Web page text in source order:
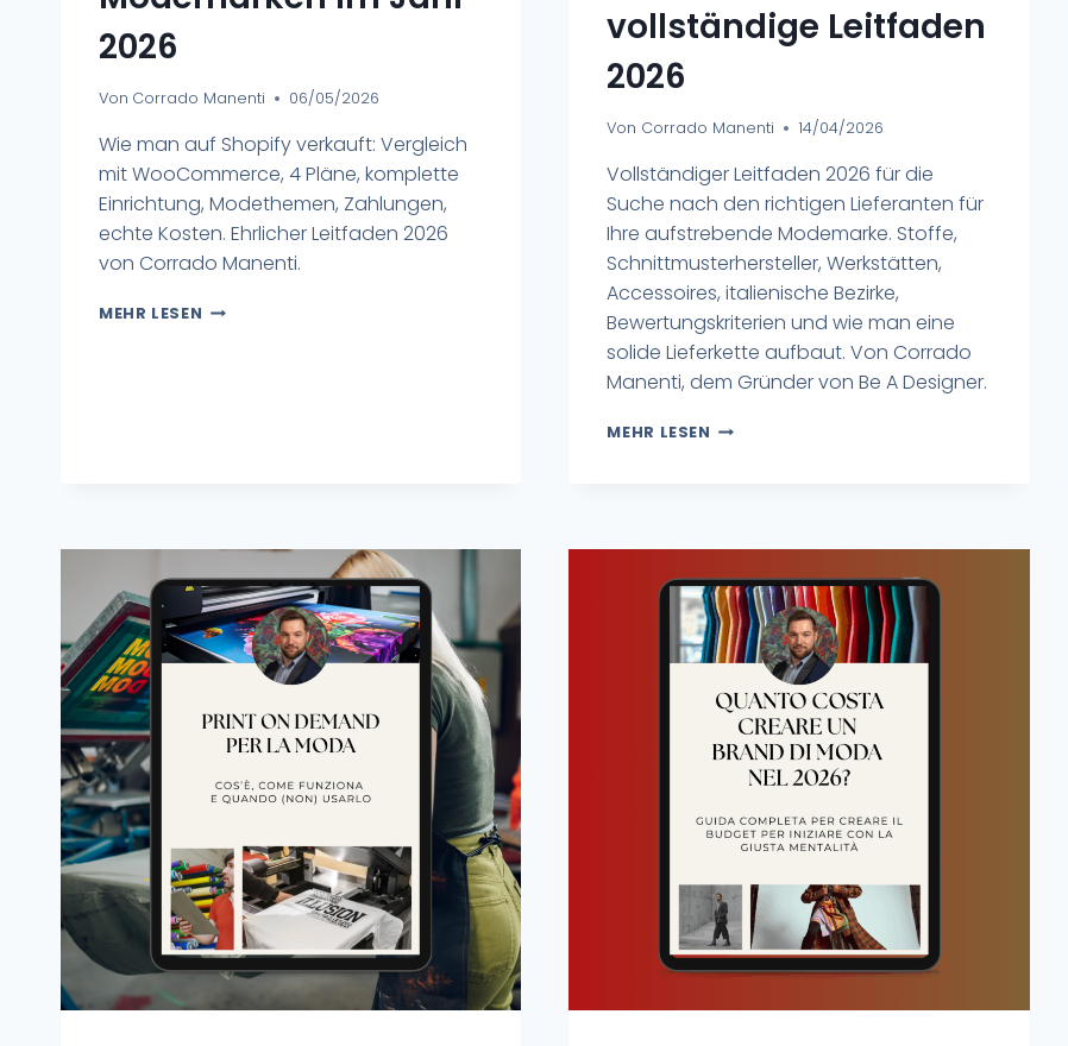
2026
Von Corrado Manenti 06/05/2026
Wie man auf Shopify verkauft: Vergleich
mit WooCommerce, 4 Pläne, komplette
Einrichtung, Modethemen, Zahlungen,
echte Kosten. Ehrlicher Leitfaden 2026
von Corrado Manenti.
MEHR LESEN
vollständige Leitfaden
2026
Von Corrado Manenti 14/04/2026
Vollständiger Leitfaden 2026 für die
Suche nach den richtigen Lieferanten für
Ihre aufstrebende Modemarke. Stoffe,
Schnittmusterhersteller, Werkstätten,
Accessoires, italienische Bezirke,
Bewertungskriterien und wie man eine
solide Lieferkette aufbaut. Von Corrado
Manenti, dem Gründer von Be A Designer.
MEHR LESEN